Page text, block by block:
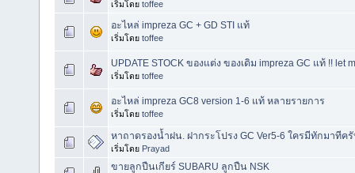
เริ่มโดย toffee
อะไหล่ impreza GC + GD STI แท้
เริ่มโดย toffee
UPDATE STOCK ของแต่ง ของเดิม impreza GC แท้ !! let
เริ่มโดย toffee
อะไหล่ impreza GC8 version 1-6 แท้ หลายรายการ
เริ่มโดย toffee
หาถาดรองน้ำฝน. ฝากระโปรง GC Ver5-6 ใครมีทักมาทีค
เริ่มโดย Prayad
ขายลูกปืนเกียร์ SUBARU ลูกปืน NSK